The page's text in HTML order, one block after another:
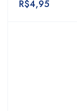
R$4,95